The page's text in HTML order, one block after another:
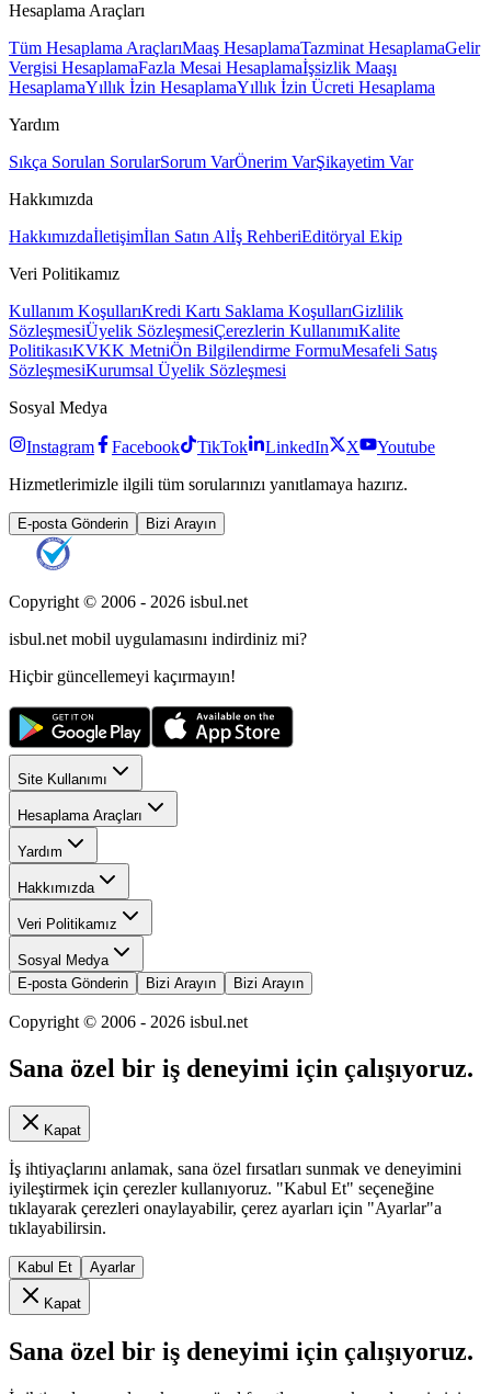
Hesaplama Araçları
Tüm Hesaplama AraçlarıMaaş HesaplamaTazminat HesaplamaGelir
Vergisi HesaplamaFazla Mesai Hesaplamaİşsizlik Maaşı
HesaplamaYıllık İzin HesaplamaYıllık İzin Ücreti Hesaplama
Yardım
Sıkça Sorulan SorularSorum VarÖnerim VarŞikayetim Var
Hakkımızda
Hakkımızdaİletişimİlan Satın Alİş RehberiEditöryal Ekip
Veri Politikamız
Kullanım KoşullarıKredi Kartı Saklama KoşullarıGizlilik
SözleşmesiÜyelik SözleşmesiÇerezlerin KullanımıKalite
PolitikasıKVKK MetniÖn Bilgilendirme FormuMesafeli Satış
SözleşmesiKurumsal Üyelik Sözleşmesi
Sosyal Medya
Instagram Facebook TikTok LinkedIn X
Youtube
Hizmetlerimizle ilgili tüm sorularınızı yanıtlamaya hazırız.
E-posta Gönderin Bizi Arayın
Copyright © 2006 - 2026 isbul.net
isbul.net mobil uygulamasını indirdiniz mi?
Hiçbir güncellemeyi kaçırmayın!
Site Kullanımı
Hesaplama Araçları
Yardım
Hakkımızda
Veri Politikamız
Sosyal Medya
E-posta Gönderin
Bizi Arayın Bizi Arayın
Copyright © 2006 - 2026 isbul.net
Sana özel bir iş deneyimi için çalışıyoruz.
Kapat
İş ihtiyaçlarını anlamak, sana özel fırsatları sunmak ve deneyimini
iyileştirmek için çerezler kullanıyoruz. "Kabul Et" seçeneğine
tıklayarak çerezleri onaylayabilir, çerez ayarları için "Ayarlar"a
tıklayabilirsin.
Kabul Et Ayarlar
Kapat
Sana özel bir iş deneyimi için çalışıyoruz.